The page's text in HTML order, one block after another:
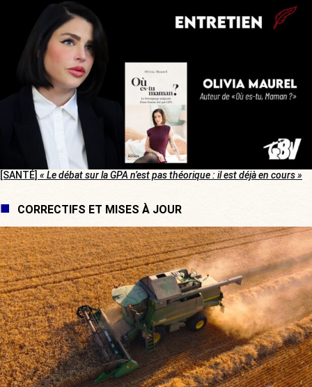
[SANTÉ] « Le débat sur la GPA n’est pas théorique : il est déjà en cours »
CORRECTIFS ET MISES À JOUR